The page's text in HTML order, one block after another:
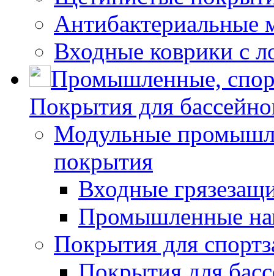
Антибактериальные
Входные коврики с
Промышленные,
Покрытия для
Модульные
покрытия
Входные
Промышленные
Покрытия для